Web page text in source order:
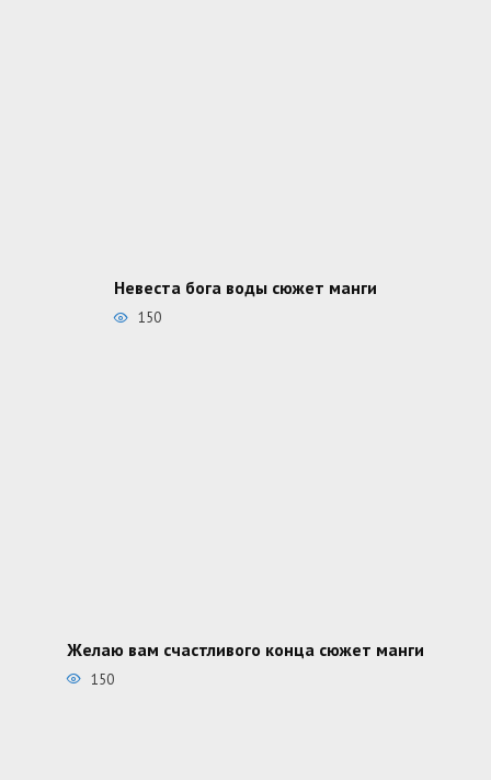
Невеста бога воды сюжет манги
150
Желаю вам счастливого конца сюжет манги
150